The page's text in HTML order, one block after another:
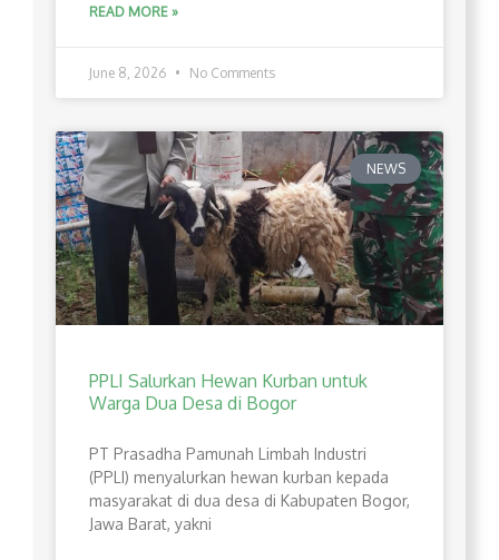
READ MORE »
June 8, 2026 No Comments
NEWS
PPLI Salurkan Hewan Kurban untuk
Warga Dua Desa di Bogor
PT Prasadha Pamunah Limbah Industri
(PPLI) menyalurkan hewan kurban kepada
masyarakat di dua desa di Kabupaten Bogor,
Jawa Barat, yakni